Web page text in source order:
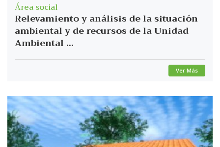
Área social
Relevamiento y análisis de la situación
ambiental y de recursos de la Unidad
Ambiental ...
Ver Más